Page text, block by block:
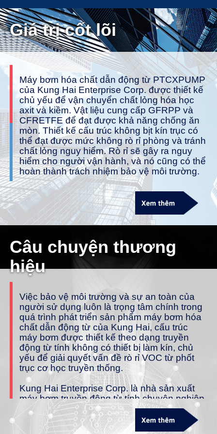
Giá trị cốt lõi
Máy bơm hóa chất dẫn động từ PTCXPUMP
của Kung Hai Enterprise Corp. được thiết kế
chủ yếu để vận chuyển chất lỏng hóa học
axit và kiềm. Vật liệu cung cấp GFRPP và
CFRETFE để đạt được khả năng chống ăn
mòn. Thiết kế cấu trúc không bịt kín trục có
thể đạt được mức không rò rỉ phòng và tránh
chất lỏng nguy hiểm. Rò rỉ sẽ gây ra nguy
hiểm cho người vận hành, và nó cũng có thể
hoàn thành trách nhiệm bảo vệ môi trường.
Câu chuyện thương
hiệu
Việc bảo vệ môi trường và sự an toàn của
người sử dụng luôn là trọng tâm chính trong
quá trình phát triển sản phẩm máy bơm hóa
chất dẫn động từ của Kung Hai, cấu trúc
máy bơm được thiết kế theo dạng truyền
động từ tính không có thiết bị làm kín, chủ
yếu để giải quyết vấn đề rò rỉ VOC từ phốt
trục cơ học truyền thống.
Kung Hai Enterprise Corp. là nhà sản xuất
máy bơm truyền động từ tính chuyên nghiệp
tại Đài Loan. Với hơn 40 năm kinh nghiệm về
các giải pháp vận chuyển chất lỏng hóa học,
công ty đã hoàn thành nghiên cứu và phát